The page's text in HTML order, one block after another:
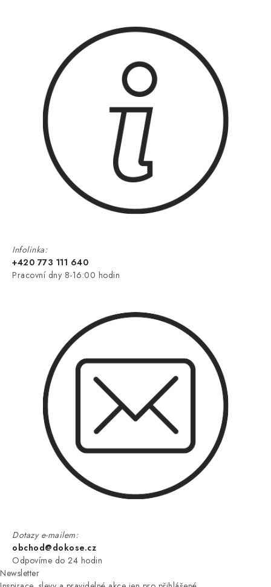
Infolinka:
+420 773 111 640
Pracovní dny 8-16:00 hodin
Dotazy e-mailem:
obchod@dokose.cz
Odpovíme do 24 hodin
Newsletter